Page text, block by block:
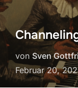
von Sven
Februar 20,